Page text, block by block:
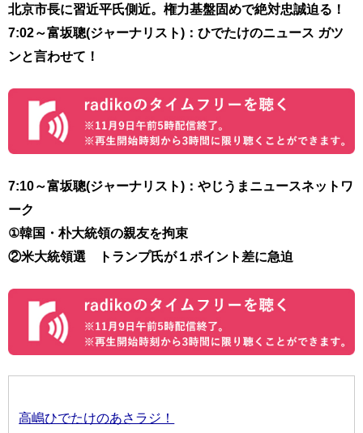
北京市長に習近平氏側近。権力基盤固めで絶対忠誠迫る！
7:02～富坂聰(ジャーナリスト) ：ひでたけのニュース ガツ
ンと言わせて！
7:10～富坂聰(ジャーナリスト)：やじうまニュースネットワ
ーク
①韓国・朴大統領の親友を拘束
②米大統領選 トランプ氏が１ポイント差に急迫
高嶋ひでたけのあさラジ！